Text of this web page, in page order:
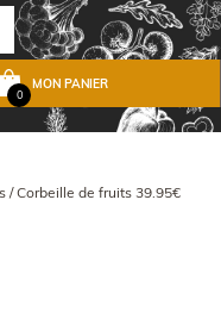
0
MON PANIER
/ Corbeille de fruits 39.95€